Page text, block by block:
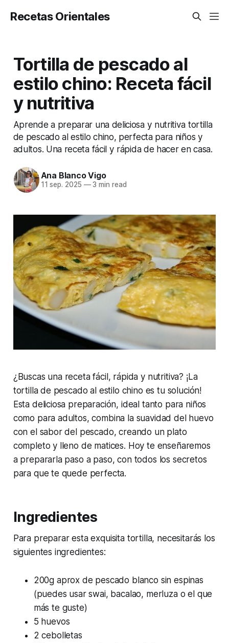
Recetas Orientales
Tortilla de pescado al
estilo chino: Receta fácil
y nutritiva
Aprende a preparar una deliciosa y nutritiva tortilla
de pescado al estilo chino, perfecta para niños y
adultos. Una receta fácil y rápida de hacer en casa.
Ana Blanco Vigo
11 sep. 2025 —3 min read
¿Buscas una receta fácil, rápida y nutritiva? ¡La
tortilla de pescado al estilo chino es tu solución!
Esta deliciosa preparación, ideal tanto para niños
como para adultos, combina la suavidad del huevo
con el sabor del pescado, creando un plato
completo y lleno de matices. Hoy te enseñaremos
a prepararla paso a paso, con todos los secretos
para que te quede perfecta.
Ingredientes
Para preparar esta exquisita tortilla, necesitarás los
siguientes ingredientes:
200g aprox de pescado blanco sin espinas
(puedes usar swai, bacalao, merluza o el que
más te guste)
5 huevos
2 cebolletas